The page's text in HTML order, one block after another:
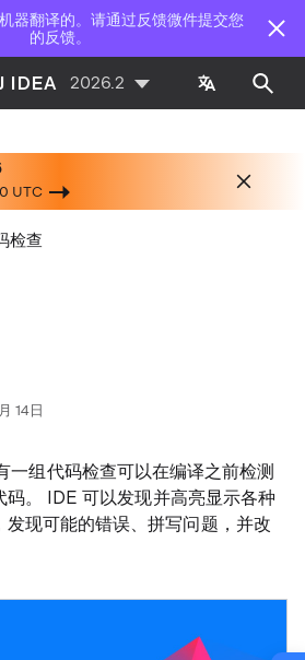
器翻译的。请通过反馈微件提交您
的反馈。
IDEA 2026.2
UTC
检查
14日
一组代码检查可以在编译之前检测
码。 IDE 可以发现并高亮显示各种
发现可能的错误、拼写问题，并改